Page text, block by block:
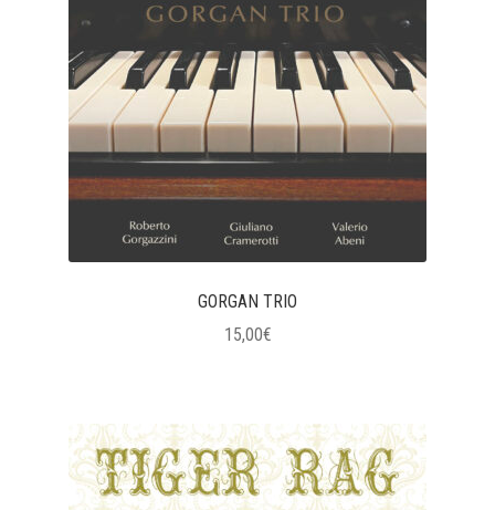
GORGAN TRIO
15,00€